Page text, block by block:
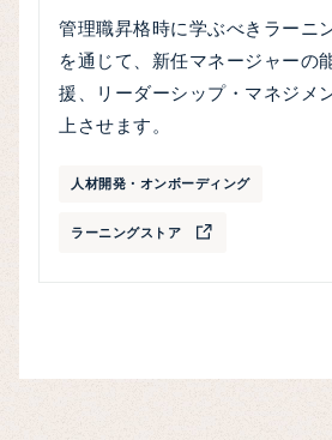
管理職昇格時に学ぶべきラーニ
を通じて、新任マネージャーの
援、リーダーシップ・マネジメ
上させます。
人材開発・オンボーディング
ラーニングストア